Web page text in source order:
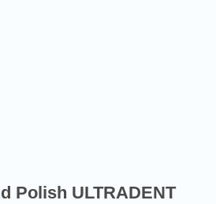
Polish ULTRADENT